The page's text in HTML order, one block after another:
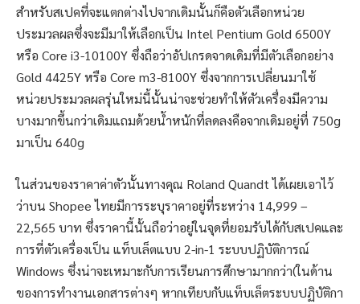
สำหรับสเปคที่จะแตกต่างไปจากเดิมนั้นก็คือตัวเลือกหน่วย
ประมวลผลซึ่งจะมีมาให้เลือกเป็น Intel Pentium Gold 6500Y
หรือ Core i3-10100Y ซึ่งถือว่าอัปเกรดจาดเดิมที่มีตัวเลือกอย่าง
Gold 4425Y หรือ Core m3-8100Y ซึ่งจากการเปลี่ยนมาใช้
หน่วยประมวลผลรุ่นใหม่นี้นั้นน่าจะช่วยทำให้ตัวเครื่องมีความ
บางมากขึ้นกว่าเดิมแถมด้วยน้ำหนักที่ลดลงคือจากเดิมอยู่ที่ 750g
มาเป็น 640g
ในส่วนของราคาค่าตัวนั้นทางคุณ Roland Quandt ได้เผยเอาไว้
ว่าบน Shopee ไทยมีการระบุราคาอยู่ที่ระหว่าง 14,999 –
22,565 บาท ซึ่งราคานี้นั้นถือว่าอยู่ในจุดที่ยอมรับได้กับสเปคและ
การที่ตัวเครื่องเป็น แท็บเล็ตแบบ 2-in-1 ระบบปฏิบัติการณ์
Windows ซึ่งน่าจะเหมาะกับการเรียนการศึกษามากกว่า(ในด้าน
ของการทำงานเอกสารต่างๆ หากเทียบกับแท็บเล็ตระบบปฏิบัติกา